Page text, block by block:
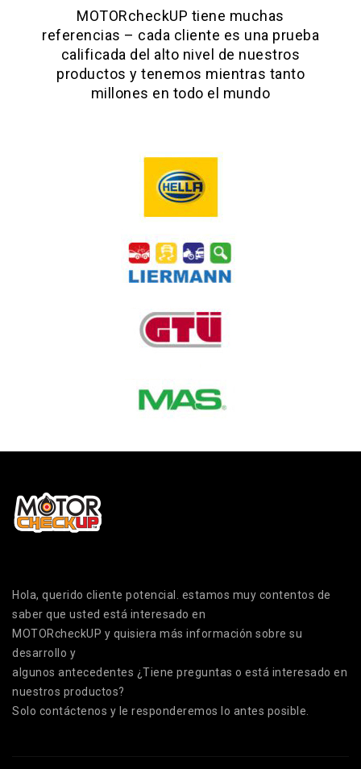
MOTORcheckUP tiene muchas
referencias – cada cliente es una prueba
calificada del alto nivel de nuestros
productos y tenemos mientras tanto
millones en todo el mundo
Hola, querido cliente potencial. estamos muy contentos de
saber que usted está interesado en
MOTORcheckUP y quisiera más información sobre su
desarrollo y
algunos antecedentes ¿Tiene preguntas o está interesado en
nuestros productos?
Solo contáctenos y le responderemos lo antes posible.